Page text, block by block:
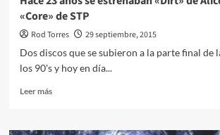
«Core» de STP
Rod Torres
29 septiembre, 2015
Dos discos que se subieron a la parte final de
los 90's y hoy en día...
Leer másLeer
Hace